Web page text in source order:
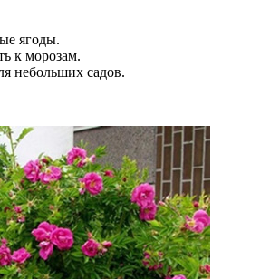
ягоды.
к морозам.
небольших садов.